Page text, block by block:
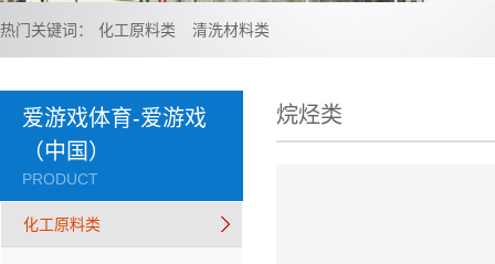
热门关键词： 化工原料类 清洗材料类
爱游戏体育-爱游戏
（中国）
PRODUCT
化工原料类
烷烃类